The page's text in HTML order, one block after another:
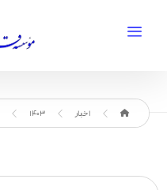
اخبار 1403